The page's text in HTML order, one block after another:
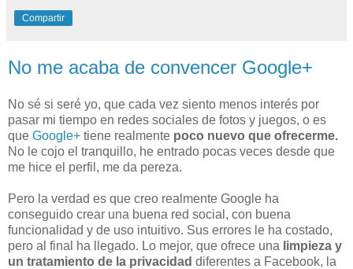
Compartir
No me acaba de convencer Google+
No sé si seré yo, que cada vez siento menos interés por
pasar mi tiempo en redes sociales de fotos y juegos, o es
que Google+ tiene realmente poco nuevo que ofrecerme.
No le cojo el tranquillo, he entrado pocas veces desde que
me hice el perfil, me da pereza.
Pero la verdad es que creo realmente Google ha
conseguido crear una buena red social, con buena
funcionalidad y de uso intuitivo. Sus errores le ha costado,
pero al final ha llegado. Lo mejor, que ofrece una limpieza y
un tratamiento de la privacidad diferentes a Facebook, la